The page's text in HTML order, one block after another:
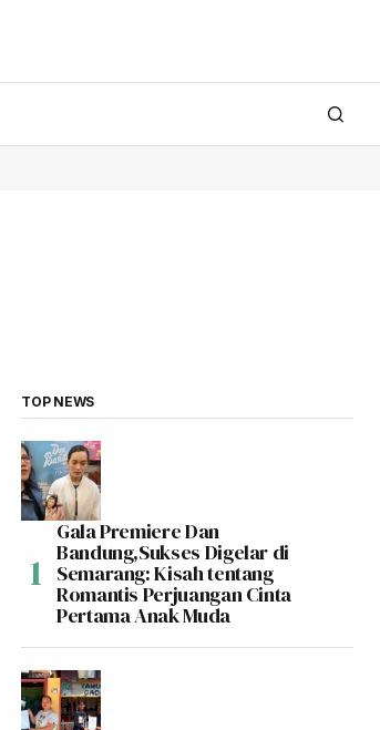
TOP NEWS
Gala Premiere Dan
Bandung,Sukses Digelar di
Semarang: Kisah tentang
Romantis Perjuangan Cinta
Pertama Anak Muda